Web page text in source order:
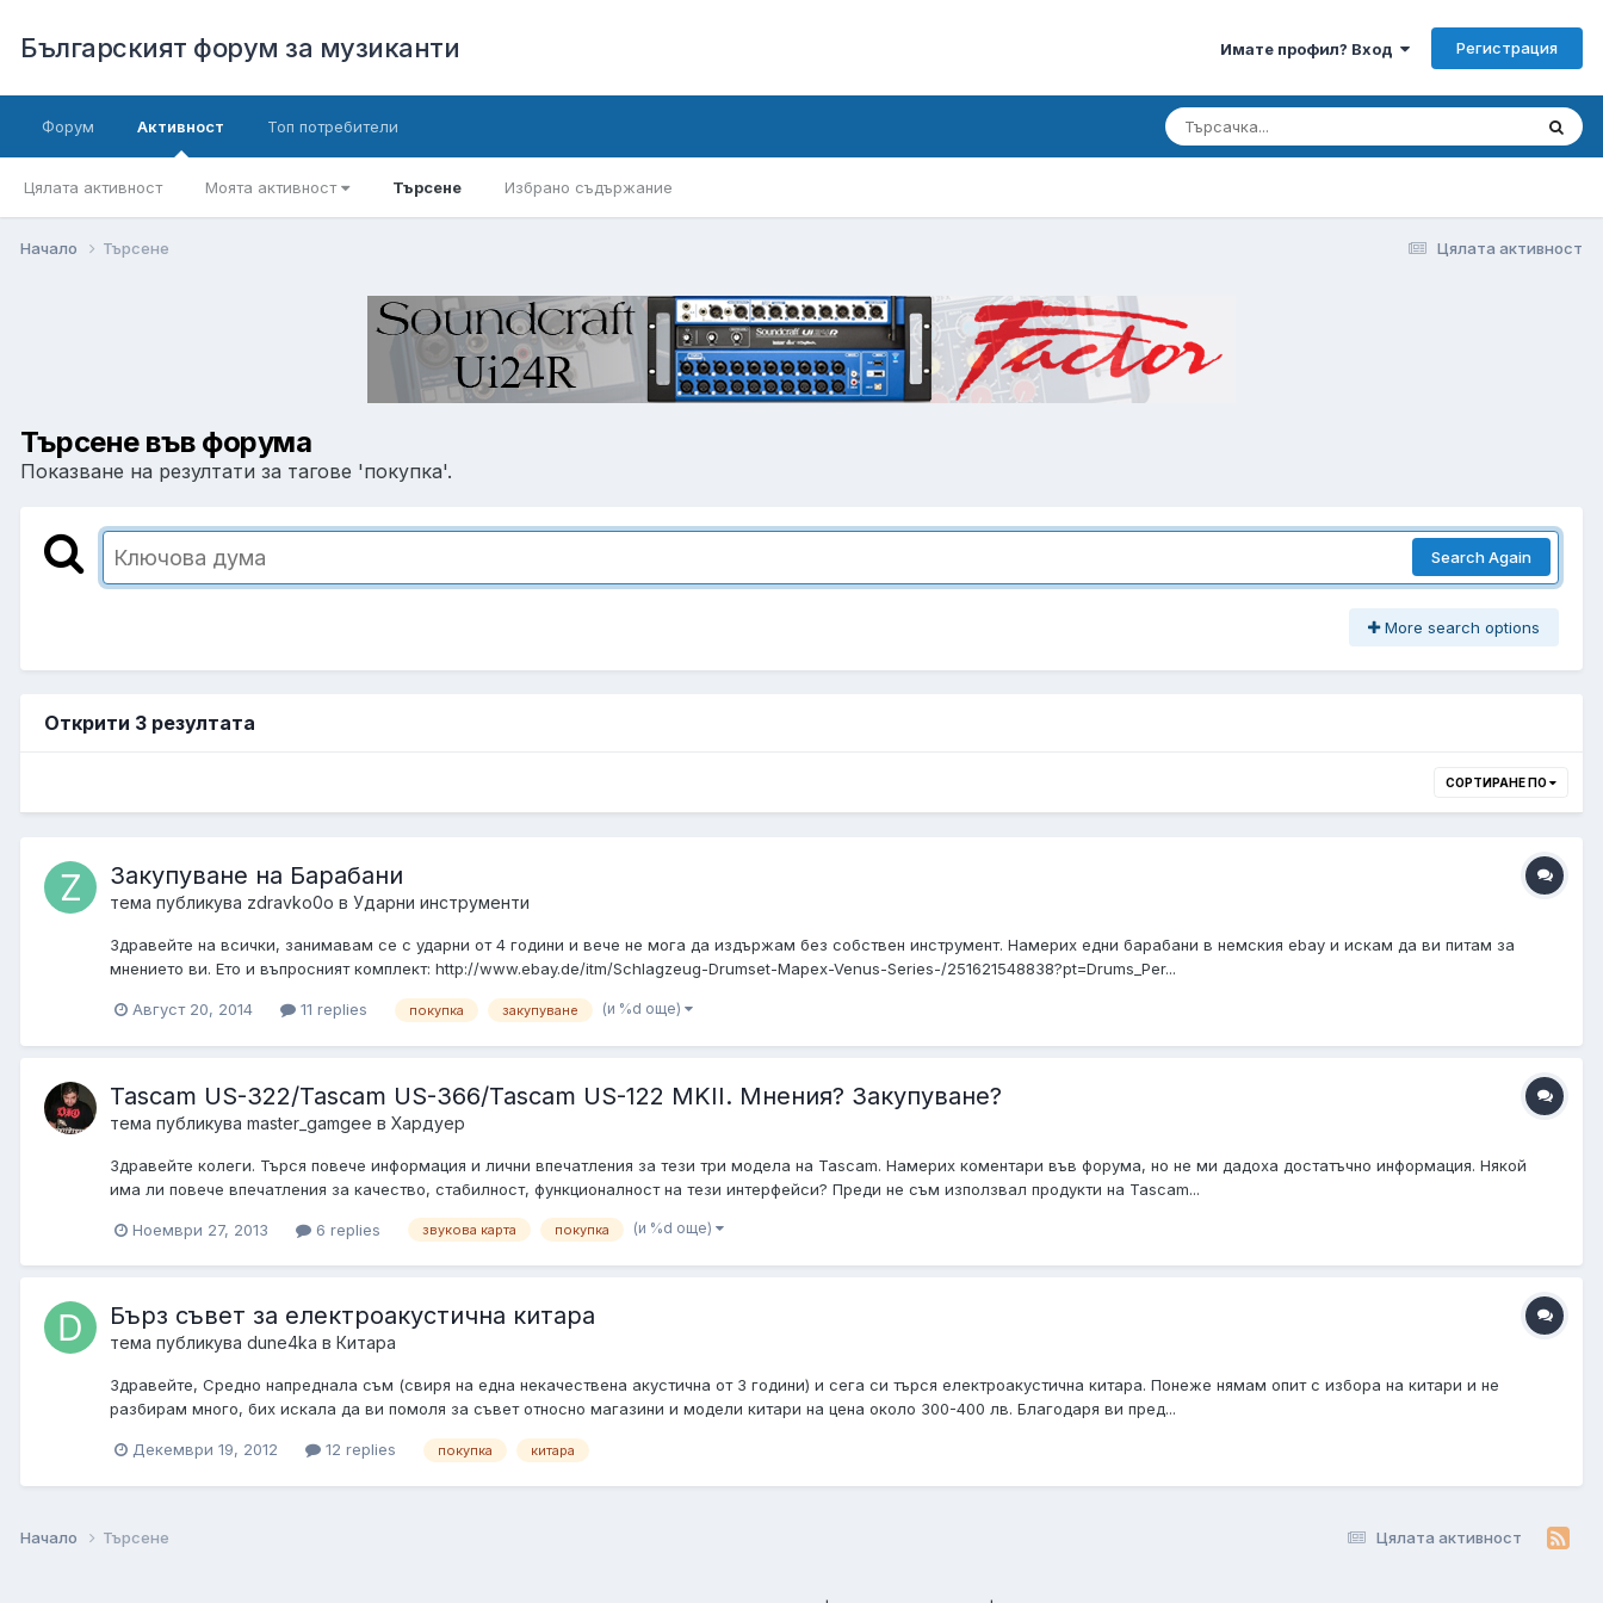
Българският форум за музиканти Имате профил? Вход Регистрация
Форум Активност
Цялата активност Моята активност Търсене Избрано съдържание
Топ потребители
Цялата активност
Начало Търсене
Търсене във форума
Показване на резултати за тагове 'покупка'.
Search Again
More search options
Открити 3 резултата
СОРТИРАНЕ ПО
Закупуване на Барабани
тема публикува zdravko0o в Ударни инструменти
Здравейте на всички, занимавам се с ударни от 4 години и вече не мога да издържам без собствен инструмент. Намерих едни барабани в немския ebay и искам да ви питам за
мнението ви. Ето и въпросният комплект: http://www.ebay.de/itm/Schlagzeug-Drumset-Mapex-Venus-Series-/251621548838?pt=Drums_Per...
Август 20, 2014 11 replies покупка закупуване (и %d още)
Tascam US-322/Tascam US-366/Tascam US-122 MKII. Мнения? Закупуване?
тема публикува master_gamgee в Хардуер
Здравейте колеги. Търся повече информация и лични впечатления за тези три модела на Tascam. Намерих коментари във форума, но не ми дадоха достатъчно информация. Някой
има ли повече впечатления за качество, стабилност, функционалност на тези интерфейси? Преди не съм използвал продукти на Tascam...
Ноември 27, 2013 6 replies звукова карта покупка (и %d още)
Бърз съвет за електроакустична китара
тема публикува dune4ka в Китара
Здравейте, Средно напреднала съм (свиря на една некачествена акустична от 3 години) и сега си търся електроакустична китара. Понеже нямам опит с избора на китари и не
разбирам много, бих искала да ви помоля за съвет относно магазини и модели китари на цена около 300-400 лв. Благодаря ви пред...
Декември 19, 2012 12 replies покупка китара
Цялата активност
Начало Търсене